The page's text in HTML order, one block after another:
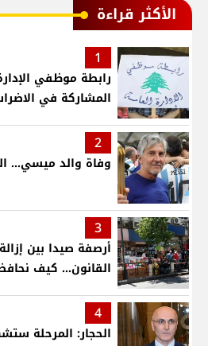
الأكثر قراءة
1
رابطة موظفي
المشاركة في
2
وفاة والد ميسي...
3
أرصفة صيدا بين
القانون... كيف
4
الحجار: المرحلة